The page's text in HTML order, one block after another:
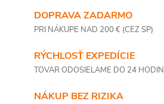
DOPRAVA ZADARMO
PRI NÁKUPE NAD 200 € (CEZ SP)
RÝCHLOSŤ EXPEDÍCIE
TOVAR ODOSIELAME DO 24 HODIN
NÁKUP BEZ RIZIKA